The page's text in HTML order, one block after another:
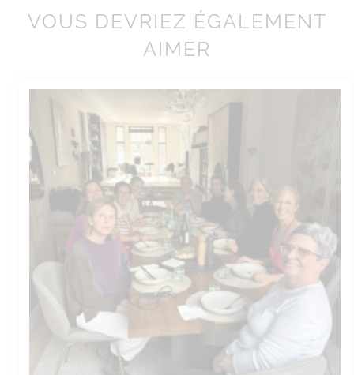
VOUS DEVRIEZ ÉGALEMENT
AIMER